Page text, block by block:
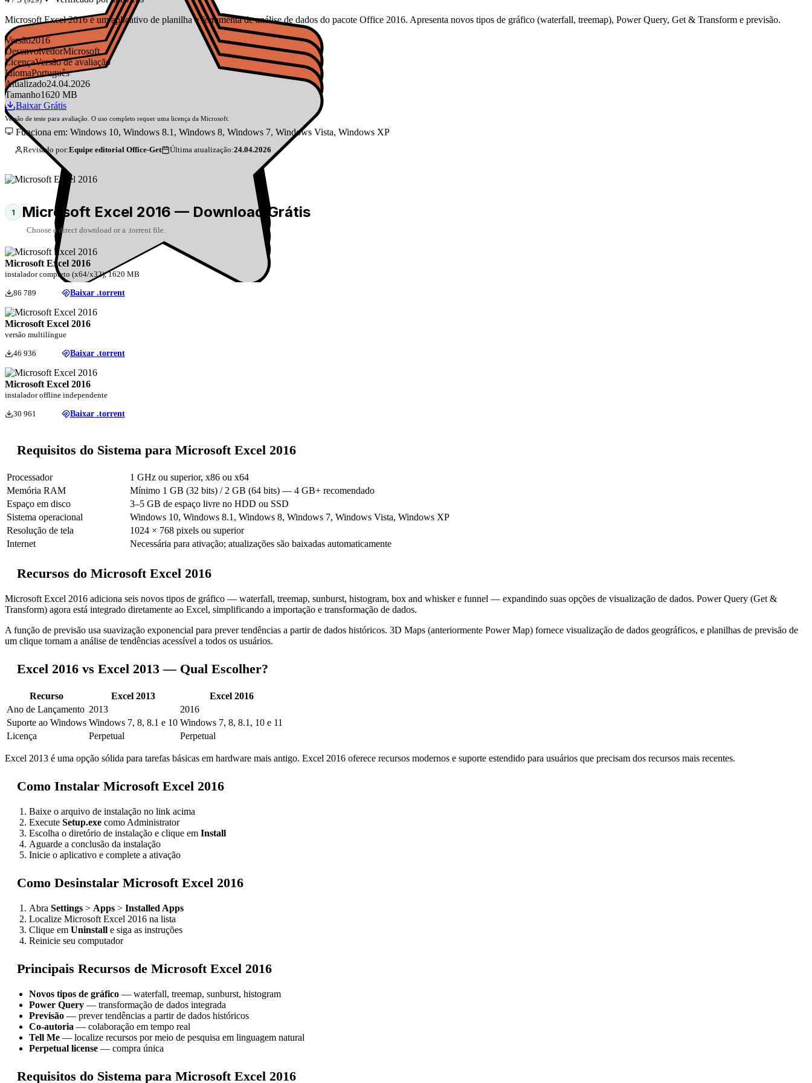
Microsoft Excel 2016 é um aplicativo de planilha e ferramenta de análise de dados do pacote Office 2016. Apresenta novos tipos de gráfico (waterfall, treemap), Power Query, Get & Transform e previsão.
Versão2016
DesenvolvedorMicrosoft
LicençaVersão de avaliação
IdiomaPortuguês
Atualizado24.04.2026
Tamanho1620 MB
Baixar Grátis
Versão de teste para avaliação. O uso completo requer uma licença da Microsoft.
Funciona em: Windows 10, Windows 8.1, Windows 8, Windows 7, Windows Vista, Windows XP
Revisado por:Equipe editorial Office-Get Última atualização:24.04.2026
1 Microsoft Excel 2016 — Download Grátis
Choose a direct download or a .torrent file.
Microsoft Excel 2016
instalador completo (x64/x32), 1620 MB
86 789 Baixar .torrent
Microsoft Excel 2016
versão multilíngue
46 936 Baixar .torrent
Microsoft Excel 2016
instalador offline independente
30 961 Baixar .torrent
Requisitos do Sistema para Microsoft Excel 2016
Processador
1 GHz ou superior, x86 ou x64
Memória RAM
Mínimo 1 GB (32 bits) / 2 GB (64 bits) — 4 GB+ recomendado
Espaço em disco
3–5 GB de espaço livre no HDD ou SSD
Sistema operacional
Windows 10, Windows 8.1, Windows 8, Windows 7, Windows Vista, Windows XP
Resolução de tela
1024 × 768 pixels ou superior
Internet
Necessária para ativação; atualizações são baixadas automaticamente
Recursos do Microsoft Excel 2016
Microsoft Excel 2016 adiciona seis novos tipos de gráfico — waterfall, treemap, sunburst, histogram, box and whisker e funnel — expandindo suas opções de visualização de dados. Power Query (Get &
Transform) agora está integrado diretamente ao Excel, simplificando a importação e transformação de dados.
A função de previsão usa suavização exponencial para prever tendências a partir de dados históricos. 3D Maps (anteriormente Power Map) fornece visualização de dados geográficos, e planilhas de previsão de
um clique tornam a análise de tendências acessível a todos os usuários.
Excel 2016 vs Excel 2013 — Qual Escolher?
Recurso Excel 2013
Excel 2016
Ano de Lançamento 2013
2016
Suporte ao Windows Windows 7, 8, 8.1 e 10 Windows 7, 8, 8.1, 10 e 11
Licença
Perpetual Perpetual
Excel 2013 é uma opção sólida para tarefas básicas em hardware mais antigo. Excel 2016 oferece recursos modernos e suporte estendido para usuários que precisam dos recursos mais recentes.
Como Instalar Microsoft Excel 2016
Baixe o arquivo de instalação no link acima
Execute Setup.exe como Administrator
Escolha o diretório de instalação e clique em Install
Aguarde a conclusão da instalação
Inicie o aplicativo e complete a ativação
Como Desinstalar Microsoft Excel 2016
Abra Settings > Apps > Installed Apps
Localize Microsoft Excel 2016 na lista
Clique em Uninstall e siga as instruções
Reinicie seu computador
Principais Recursos de Microsoft Excel 2016
Novos tipos de gráfico — waterfall, treemap, sunburst, histogram
Power Query — transformação de dados integrada
Previsão — prever tendências a partir de dados históricos
Co-autoria — colaboração em tempo real
Tell Me — localize recursos por meio de pesquisa em linguagem natural
Perpetual license — compra única
Requisitos do Sistema para Microsoft Excel 2016